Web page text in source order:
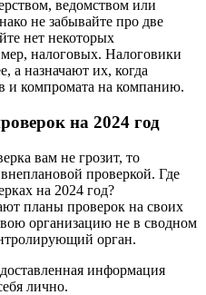
ведомством или
не забывайте про две
нет некоторых
налоговых. Налоговики
а назначают их, когда
и компромата на компанию.
на 2024 год
вам не грозит, то
проверкой. Где
на 2024 год?
планы проверок на своих
организацию не в сводном
орган.
информация
лично.